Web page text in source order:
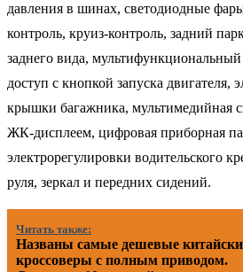
давления в шинах, светодиодные
контроль, круиз-контроль, задний
заднего вида,
доступ с кнопкой запуска двигателя,
крышки багажника, мультимедийная
ЖК-дисплеем, цифровая приборная
электрорегулировки водительского
руля, зеркал и передних сидений.
Читать также:
Названы самые дешевые
кроссоверы с полным приводом.